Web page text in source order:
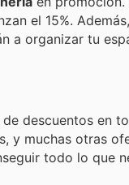
el 15%.
a organizar tu
descuentos en
y muchas otras
todo lo que